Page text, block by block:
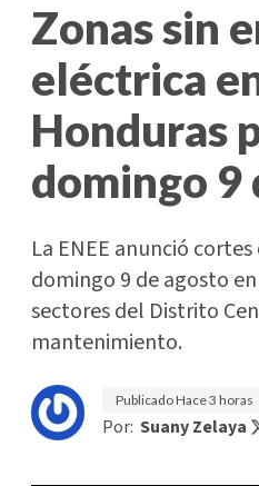
Zonas sin
eléctrica
Honduras
domingo 9
La ENEE anunció
domingo 9 de agosto
sectores del Distrito
mantenimiento.
PublicadoHace 3 horas
Por: Suany Zelaya